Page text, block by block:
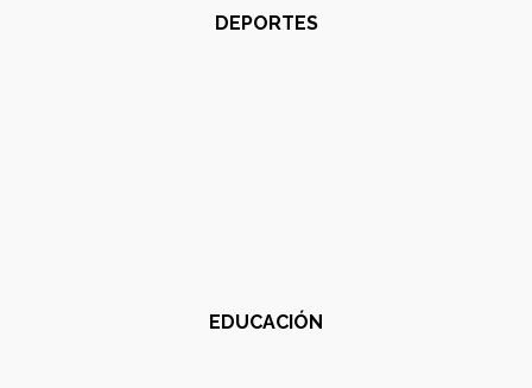
DEPORTES
EDUCACIÓN